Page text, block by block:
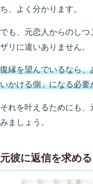
ち、よく分かります。
でも、元恋人からのし
ザリに違いありません。
復縁を望んでいるなら
いかける側」になる必要
それを叶えるためにも
みましょう。
元彼に返信を求める